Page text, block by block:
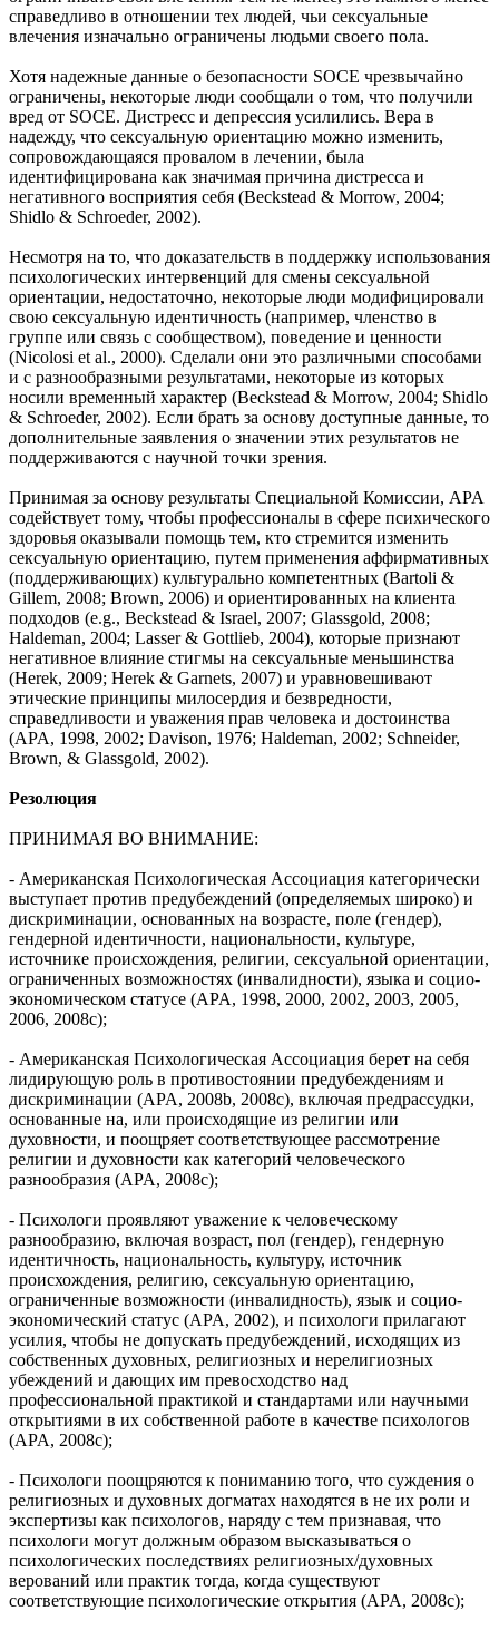
справедливо в отношении тех людей, чьи сексуальные
влечения изначально ограничены людьми своего пола.
Хотя надежные данные о безопасности SOCE чрезвычайно
ограничены, некоторые люди сообщали о том, что получили
вред от SOCE. Дистресс и депрессия усилились. Вера в
надежду, что сексуальную ориентацию можно изменить,
сопровождающаяся провалом в лечении, была
идентифицирована как значимая причина дистресса и
негативного восприятия себя (Beckstead & Morrow, 2004;
Shidlo & Schroeder, 2002).
Несмотря на то, что доказательств в поддержку использования
психологических интервенций для смены сексуальной
ориентации, недостаточно, некоторые люди модифицировали
свою сексуальную идентичность (например, членство в
группе или связь с сообществом), поведение и ценности
(Nicolosi et al., 2000). Сделали они это различными способами
и с разнообразными результатами, некоторые из которых
носили временный характер (Beckstead & Morrow, 2004; Shidlo
& Schroeder, 2002). Если брать за основу доступные данные, то
дополнительные заявления о значении этих результатов не
поддерживаются с научной точки зрения.
Принимая за основу результаты Специальной Комиссии, APA
содействует тому, чтобы профессионалы в сфере психического
здоровья оказывали помощь тем, кто стремится изменить
сексуальную ориентацию, путем применения аффирмативных
(поддерживающих) культурально компетентных (Bartoli &
Gillem, 2008; Brown, 2006) и ориентированных на клиента
подходов (e.g., Beckstead & Israel, 2007; Glassgold, 2008;
Haldeman, 2004; Lasser & Gottlieb, 2004), которые признают
негативное влияние стигмы на сексуальные меньшинства
(Herek, 2009; Herek & Garnets, 2007) и уравновешивают
этические принципы милосердия и безвредности,
справедливости и уважения прав человека и достоинства
(APA, 1998, 2002; Davison, 1976; Haldeman, 2002; Schneider,
Brown, & Glassgold, 2002).
Резолюция
ПРИНИМАЯ ВО ВНИМАНИЕ:
- Американская Психологическая Ассоциация категорически
выступает против предубеждений (определяемых широко) и
дискриминации, основанных на возрасте, поле (гендер),
гендерной идентичности, национальности, культуре,
источнике происхождения, религии, сексуальной ориентации,
ограниченных возможностях (инвалидности), языка и социо-
экономическом статусе (APA, 1998, 2000, 2002, 2003, 2005,
2006, 2008c);
- Американская Психологическая Ассоциация берет на себя
лидирующую роль в противостоянии предубеждениям и
дискриминации (APA, 2008b, 2008c), включая предрассудки,
основанные на, или происходящие из религии или
духовности, и поощряет соответствующее рассмотрение
религии и духовности как категорий человеческого
разнообразия (APA, 2008c);
- Психологи проявляют уважение к человеческому
разнообразию, включая возраст, пол (гендер), гендерную
идентичность, национальность, культуру, источник
происхождения, религию, сексуальную ориентацию,
ограниченные возможности (инвалидность), язык и социо-
экономический статус (APA, 2002), и психологи прилагают
усилия, чтобы не допускать предубеждений, исходящих из
собственных духовных, религиозных и нерелигиозных
убеждений и дающих им превосходство над
профессиональной практикой и стандартами или научными
открытиями в их собственной работе в качестве психологов
(APA, 2008c);
- Психологи поощряются к пониманию того, что суждения о
религиозных и духовных догматах находятся в не их роли и
экспертизы как психологов, наряду с тем признавая, что
психологи могут должным образом высказываться о
психологических последствиях религиозных/духовных
верований или практик тогда, когда существуют
соответствующие психологические открытия (APA, 2008c);